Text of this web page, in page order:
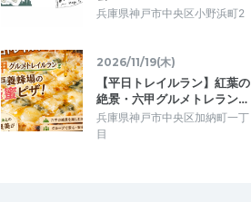
兵庫県神戸市中央区小野浜町2
2026/11/19(木)
【平日トレイルラン】紅葉の
絶景・六甲グルメトレラン…
兵庫県神戸市中央区加納町一丁
目